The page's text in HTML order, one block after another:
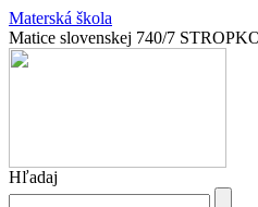
Materská škola
Matice slovenskej 740/7
Hľadaj